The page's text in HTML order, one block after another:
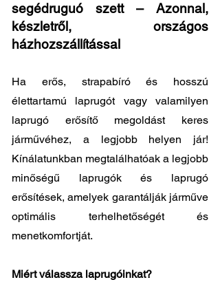
segédruguó szett – Azonnal,
készletről, országos
házhozszállítással
Ha erős, strapabíró és hosszú
élettartamú laprugót vagy valamilyen
laprugó erősítő megoldást keres
járművéhez, a legjobb helyen jár!
Kínálatunkban megtalálhatóak a legjobb
minőségű laprugók és laprugó
erősítések, amelyek garantálják járműve
optimális terhelhetőségét és
menetkomfortját.
Miért válassza laprugóinkat?